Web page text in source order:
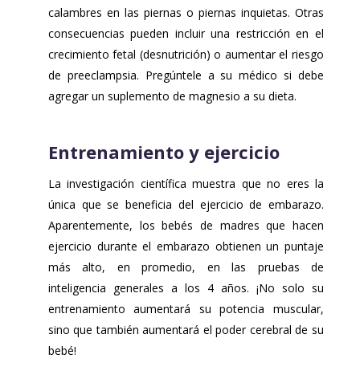
calambres en las piernas o piernas inquietas. Otras
consecuencias pueden incluir una restricción en el
crecimiento fetal (desnutrición) o aumentar el riesgo
de preeclampsia. Pregúntele a su médico si debe
agregar un suplemento de magnesio a su dieta.
Entrenamiento y ejercicio
La investigación científica muestra que no eres la
única que se beneficia del ejercicio de embarazo.
Aparentemente, los bebés de madres que hacen
ejercicio durante el embarazo obtienen un puntaje
más alto, en promedio, en las pruebas de
inteligencia generales a los 4 años. ¡No solo su
entrenamiento aumentará su potencia muscular,
sino que también aumentará el poder cerebral de su
bebé!